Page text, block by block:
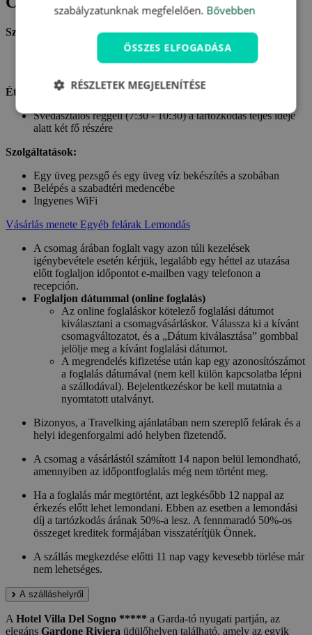
Szállás:
Szállás egy Ön által választottcszobában a Villa Del Sogno
Étkezés:
Svédasztalos reggeli (7:30 - 10:30) a tartózkodás teljes ideje
alatt két fő részére
Szolgáltatások:
Egy üveg pezsgő és egy üveg víz bekészítés a szobában
Belépés a szabadtéri medencébe
Ingyenes WiFi
Vásárlás menete Egyéb felárak Lemondás
A csomag árában foglalt vagy azon túli kezelések
igénybevétele esetén kérjük, legalább egy héttel az utazása
előtt foglaljon időpontot e-mailben vagy telefonon a
recepción.
Foglaljon dátummal (online foglalás)
Az online foglaláskor kötelező foglalási dátumot
kiválasztani a csomagvásárláskor. Válassza ki a kívánt
csomagváltozatot, és a „Dátum kiválasztása” gombbal
jelölje meg a kívánt foglalási dátumot.
A megrendelés kifizetése után kap egy azonosítószámot
a foglalás dátumával (nem kell külön kapcsolatba lépni
a szállodával). Bejelentkezéskor be kell mutatnia a
nyomtatott utalványt.
Bizonyos, a Travelking ajánlatában nem szereplő felárak és a
helyi idegenforgalmi adó helyben fizetendő.
A csomag a vásárlástól számított 14 napon belül lemondható,
amennyiben az időpontfoglalás még nem történt meg.
Ha a foglalás már megtörtént, azt legkésőbb 12 nappal az
érkezés előtt lehet lemondani. Ebben az esetben a lemondási
díj a tartózkodás árának 50%-a lesz. A fennmaradó 50%-os
összeget kreditek formájában visszatérítjük Önnek.
A szállás megkezdése előtti 11 nap vagy kevesebb törlése már
nem lehetséges.
A szálláshelyről
A Hotel Villa Del Sogno ***** a Garda-tó nyugati partján, az
elegáns Gardone Riviera üdülőhelyen található, amely az egyik
szabályzatunknak megfelelően. Bővebben
ÖSSZES ELFOGADÁSA
RÉSZLETEK MEGJELENÍTÉSE